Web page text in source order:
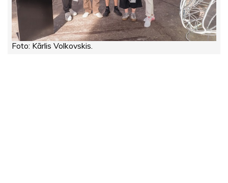
Foto: Kārlis Volkovskis.